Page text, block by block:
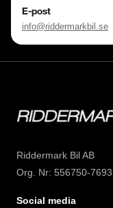
E-post
info@riddermarkbil.se
Riddermark Bil AB
Org. Nr: 556750-7693
Social media